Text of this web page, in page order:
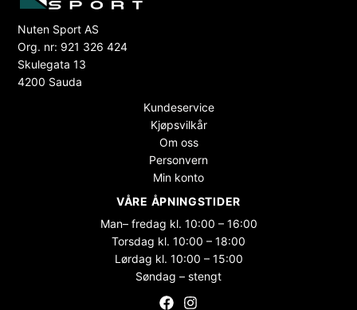
Nuten Sport AS
Org. nr: 921 326 424
Skulegata 13
4200 Sauda
Kundeservice
Kjøpsvilkår
Om oss
Personvern
Min konto
VÅRE ÅPNINGSTIDER
Man– fredag kl. 10:00 – 16:00
Torsdag kl. 10:00 – 18:00
Lørdag kl. 10:00 – 15:00
Søndag – stengt